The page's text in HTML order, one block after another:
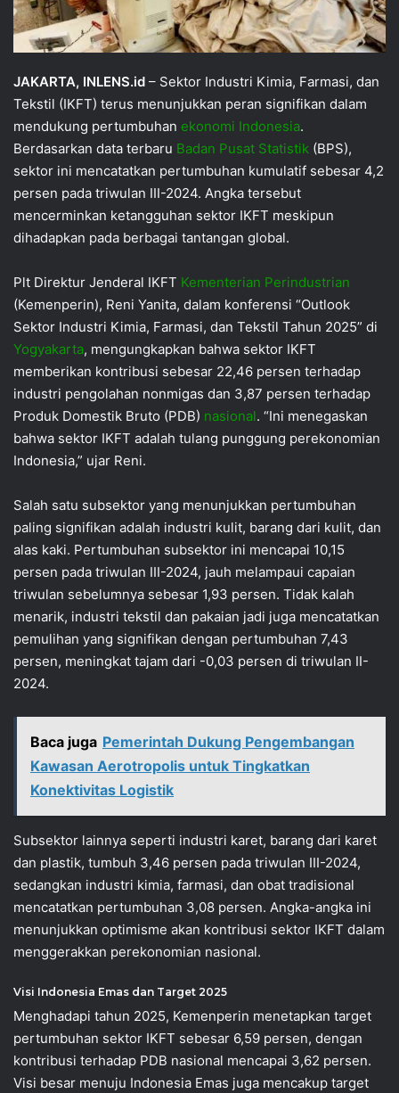
JAKARTA, INLENS.id – Sektor Industri Kimia, Farmasi, dan
Tekstil (IKFT) terus menunjukkan peran signifikan dalam
mendukung pertumbuhan ekonomi Indonesia.
Berdasarkan data terbaru Badan Pusat Statistik (BPS),
sektor ini mencatatkan pertumbuhan kumulatif sebesar 4,2
persen pada triwulan III-2024. Angka tersebut
mencerminkan ketangguhan sektor IKFT meskipun
dihadapkan pada berbagai tantangan global.
Plt Direktur Jenderal IKFT Kementerian Perindustrian
(Kemenperin), Reni Yanita, dalam konferensi “Outlook
Sektor Industri Kimia, Farmasi, dan Tekstil Tahun 2025” di
Yogyakarta, mengungkapkan bahwa sektor IKFT
memberikan kontribusi sebesar 22,46 persen terhadap
industri pengolahan nonmigas dan 3,87 persen terhadap
Produk Domestik Bruto (PDB) nasional. “Ini menegaskan
bahwa sektor IKFT adalah tulang punggung perekonomian
Indonesia,” ujar Reni.
Salah satu subsektor yang menunjukkan pertumbuhan
paling signifikan adalah industri kulit, barang dari kulit, dan
alas kaki. Pertumbuhan subsektor ini mencapai 10,15
persen pada triwulan III-2024, jauh melampaui capaian
triwulan sebelumnya sebesar 1,93 persen. Tidak kalah
menarik, industri tekstil dan pakaian jadi juga mencatatkan
pemulihan yang signifikan dengan pertumbuhan 7,43
persen, meningkat tajam dari -0,03 persen di triwulan II-
2024.
Baca juga Pemerintah Dukung Pengembangan
Kawasan Aerotropolis untuk Tingkatkan
Konektivitas Logistik
Subsektor lainnya seperti industri karet, barang dari karet
dan plastik, tumbuh 3,46 persen pada triwulan III-2024,
sedangkan industri kimia, farmasi, dan obat tradisional
mencatatkan pertumbuhan 3,08 persen. Angka-angka ini
menunjukkan optimisme akan kontribusi sektor IKFT dalam
menggerakkan perekonomian nasional.
Visi Indonesia Emas dan Target 2025
Menghadapi tahun 2025, Kemenperin menetapkan target
pertumbuhan sektor IKFT sebesar 6,59 persen, dengan
kontribusi terhadap PDB nasional mencapai 3,62 persen.
Visi besar menuju Indonesia Emas juga mencakup target